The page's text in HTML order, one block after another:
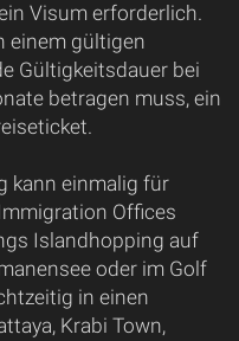
Visum erforderlich.
einem gültigen
Gültigkeitsdauer bei
betragen muss, ein
kann einmalig für
Offices
Islandhopping auf
oder im Golf
in einen
Krabi Town,